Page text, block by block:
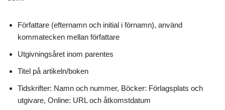
Författare (efternamn och initial i förnamn), använd
kommatecken mellan författare
Utgivningsåret inom parentes
Titel på artikeln/boken
Tidskrifter: Namn och nummer, Böcker: Förlagsplats och
utgivare, Online: URL och åtkomstdatum